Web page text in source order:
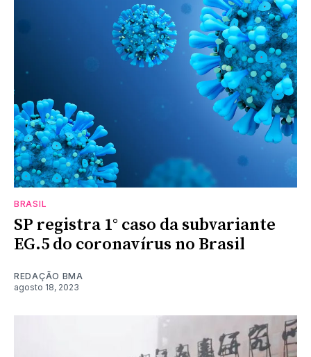
BRASIL
SP registra 1° caso da subvariante
EG.5 do coronavírus no Brasil
REDAÇÃO BMA
agosto 18, 2023